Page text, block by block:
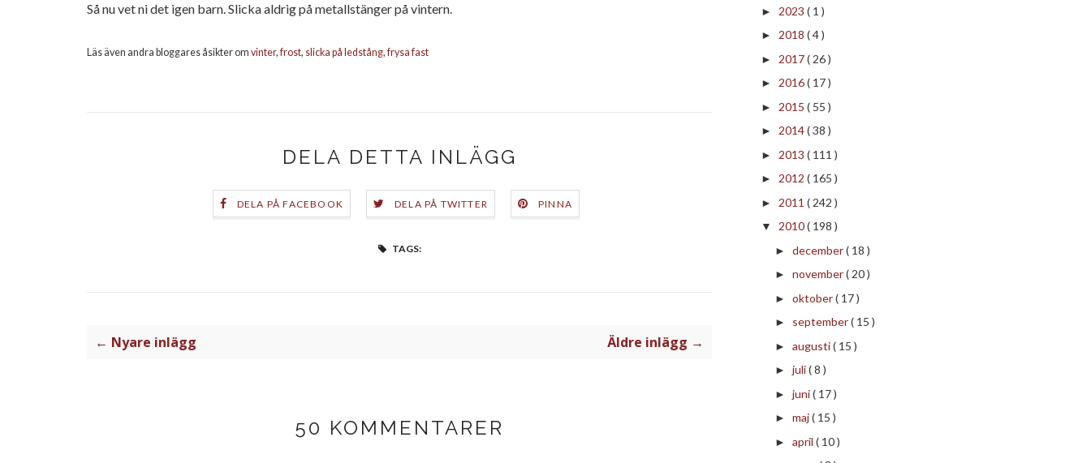
Så nu vet ni det igen barn. Slicka aldrig på metallstänger på vintern.
Läs även andra bloggares åsikter om vinter,frost, slicka på ledstång,frysa fast
DELA DETTA INLÄGG
DELA PÅ FACEBOOK DELA PÅ TWITTER PINNA
TAGS:
← Nyare inlägg Äldre inlägg →
50 KOMMENTARER
► 2023 ( 1 )
► 2018 ( 4 )
► 2017( 26 )
► 2016( 17 )
► 2015 ( 55 )
► 2014( 38 )
► 2013 ( 111 )
► 2012 ( 165 )
► 2011 ( 242 )
▼ 2010( 198 )
► december( 18 )
► november( 20 )
► oktober( 17 )
► september( 15 )
► augusti( 15 )
► juli( 8 )
► juni( 17 )
► maj( 15 )
► april ( 10 )